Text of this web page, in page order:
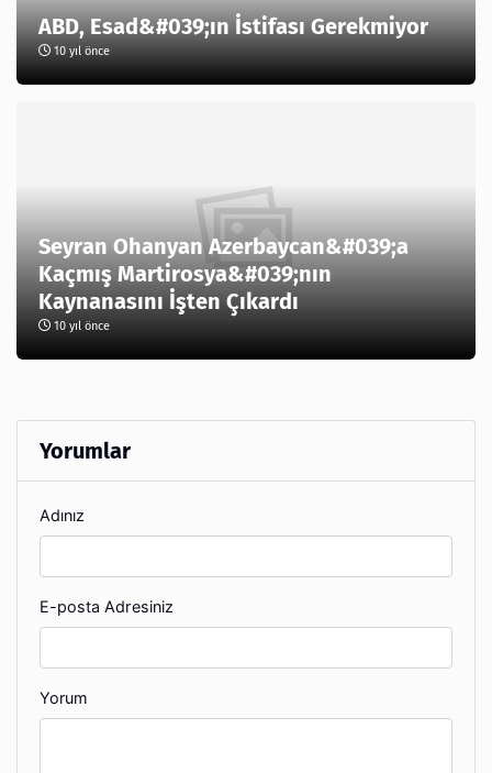
ABD, Esad&#039;ın İstifası Gerekmiyor
10 yıl önce
Seyran Ohanyan Azerbaycan&#039;a
Kaçmış Martirosya&#039;nın
Kaynanasını İşten Çıkardı
10 yıl önce
Yorumlar
Adınız
E-posta Adresiniz
Yorum